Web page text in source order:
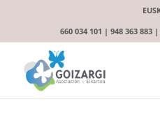
660 034 101 | 948 363